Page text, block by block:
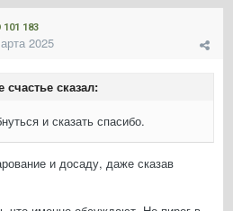
101 183
2025
счастье сказал:
и сказать спасибо.
и досаду, даже сказав